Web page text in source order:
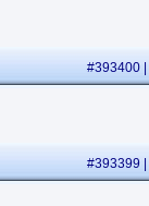
#393400 |
#393399 |